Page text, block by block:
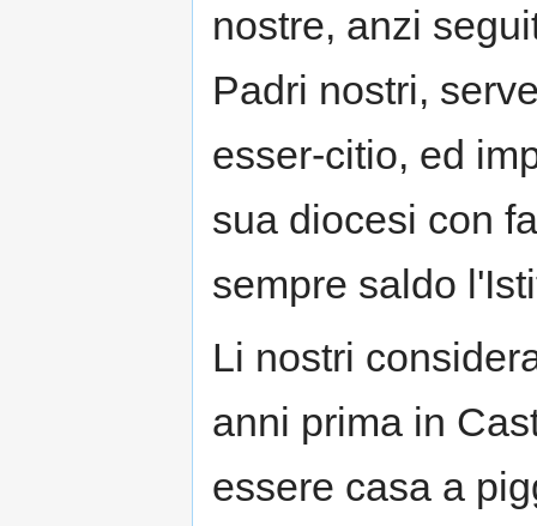
nostre, anzi
Padri nostri,
esser-citio, ed
sua diocesi con
sempre saldo
Li nostri
anni prima in
essere casa a